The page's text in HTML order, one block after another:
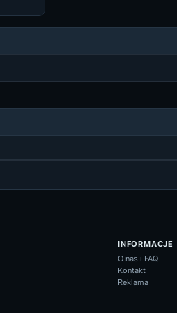
INFORMACJE
O nas i FAQ
Kontakt
Reklama